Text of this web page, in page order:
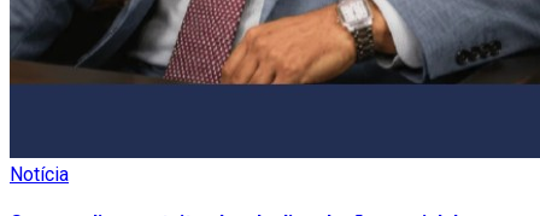
Notícia